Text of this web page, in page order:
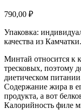
790,00 ₽
Упаковка:
качества из Камчатки.
Минтай относится к
тресковых, поэтому
диетическом
Содержание жира в
продукта, а вот
Калорийность филе